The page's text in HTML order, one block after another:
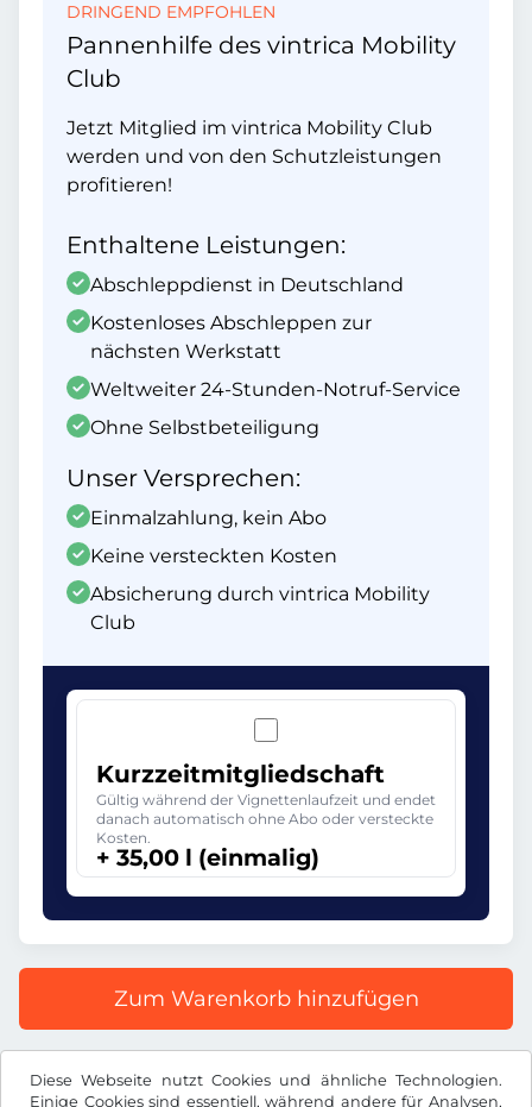
Diese Webseite nutzt Cookies und ähnliche Technologien.
Einige Cookies sind essentiell, während andere für Analysen,
DRINGEND EMPFOHLEN
Pannenhilfe des vintrica Mobility
Club
Jetzt Mitglied im vintrica Mobility Club
werden und von den Schutzleistungen
profitieren!
Enthaltene Leistungen:
Abschleppdienst in Deutschland
Kostenloses Abschleppen zur
nächsten Werkstatt
Weltweiter 24-Stunden-Notruf-Service
Ohne Selbstbeteiligung
Unser Versprechen:
Einmalzahlung, kein Abo
Keine versteckten Kosten
Absicherung durch vintrica Mobility
Club
Kurzzeitmitgliedschaft
Gültig während der Vignettenlaufzeit und endet
danach automatisch ohne Abo oder versteckte
Kosten.
+ 35,00 l (einmalig)
Zum Warenkorb hinzufügen
Alle Preise inkl. gesetzlicher MwSt.